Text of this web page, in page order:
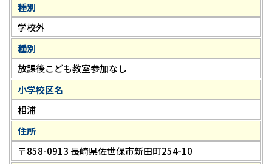
種別
学校外
種別
放課後こども教室参加なし
小学校区名
相浦
住所
〒858-0913 長崎県佐世保市新田町254-10